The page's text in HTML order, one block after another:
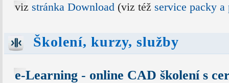
viz stránka Download(viz též service packy
Školení, kurzy, služby
e-Learning - online CAD školení s